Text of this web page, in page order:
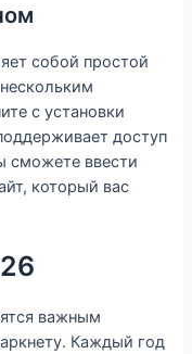
собой простой
с установки
доступ
сможете ввести
который вас
важным
Каждый год